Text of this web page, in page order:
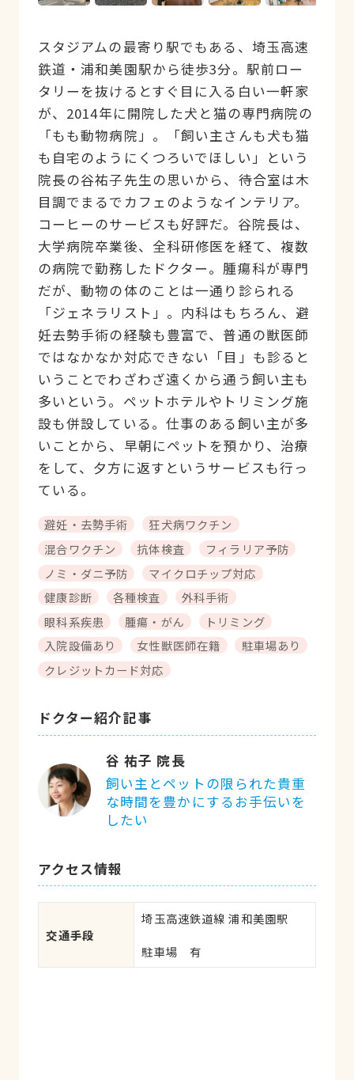
スタジアムの最寄り駅でもある、埼玉高速
鉄道・浦和美園駅から徒歩3分。駅前ロー
タリーを抜けるとすぐ目に入る白い一軒家
が、2014年に開院した犬と猫の専門病院の
「もも動物病院」。「飼い主さんも犬も猫
も自宅のようにくつろいでほしい」という
院長の谷祐子先生の思いから、待合室は木
目調でまるでカフェのようなインテリア。
コーヒーのサービスも好評だ。谷院長は、
大学病院卒業後、全科研修医を経て、複数
の病院で勤務したドクター。腫瘍科が専門
だが、動物の体のことは一通り診られる
「ジェネラリスト」。内科はもちろん、避
妊去勢手術の経験も豊富で、普通の獣医師
ではなかなか対応できない「目」も診ると
いうことでわざわざ遠くから通う飼い主も
多いという。ペットホテルやトリミング施
設も併設している。仕事のある飼い主が多
いことから、早朝にペットを預かり、治療
をして、夕方に返すというサービスも行っ
ている。
避妊・去勢手術
狂犬病ワクチン
混合ワクチン
抗体検査
フィラリア予防
ノミ・ダニ予防
マイクロチップ対応
健康診断
各種検査
外科手術
眼科系疾患
腫瘍・がん
トリミング
入院設備あり
女性獣医師在籍
駐車場あり
クレジットカード対応
ドクター紹介記事
谷 祐子 院長
飼い主とペットの限られた貴重
な時間を豊かにするお手伝いを
したい
アクセス情報
交通手段
埼玉高速鉄道線 浦和美園駅
駐車場　有